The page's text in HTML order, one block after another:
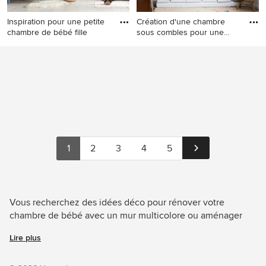
Inspiration pour une petite
chambre de bébé fille
Création d'une chambre
sous combles pour une
1 2 3 4 5
Vous recherchez des idées déco pour rénover votre
chambre de bébé avec un mur multicolore ou aménager
photos des meilleurs décorateurs, architectes et artisans,
Lire plus